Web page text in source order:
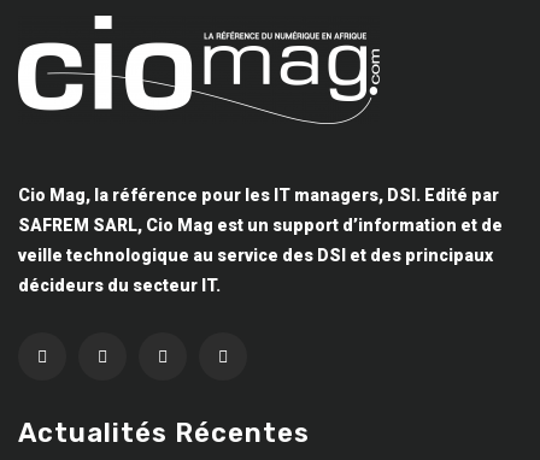
Cio Mag, la référence pour les IT managers, DSI. Edité par
SAFREM SARL, Cio Mag est un support d’information et de
veille technologique au service des DSI et des principaux
décideurs du secteur IT.
Actualités Récentes